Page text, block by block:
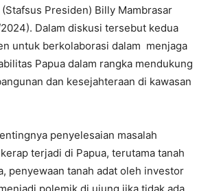
Presiden) Billy Mambrasar
Dalam diskusi tersebut kedua
untuk berkolaborasi dalam menjaga
Papua dalam rangka mendukung
dan kesejahteraan di kawasan
penyelesaian masalah
terjadi di Papua, terutama tanah
penyewaan tanah adat oleh investor